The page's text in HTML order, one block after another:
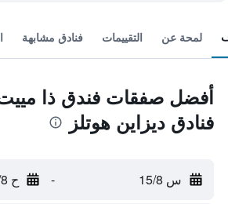
لمحة عن التقييمات فنادق مشابهة
أفضل صفقات فندق ذا
فنادق ديزاين هوتلز
س 15/8 - ح 16/8